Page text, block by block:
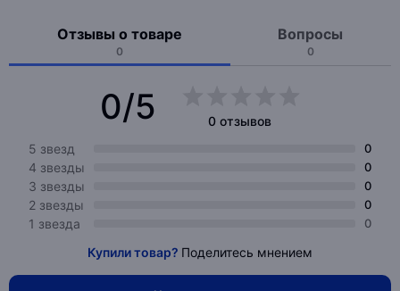
Отзывы о товаре
0
Вопросы
0
0/5
0 отзывов
5 звезд
0
4 звезды 0
3 звезды 0
2 звезды 0
1 звезда 0
Купили товар? Поделитесь мнением